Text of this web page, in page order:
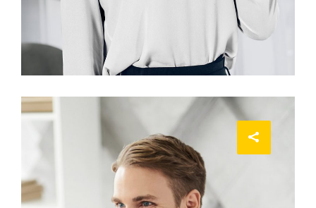
INTERIOR DESIGNER
Jean Scott